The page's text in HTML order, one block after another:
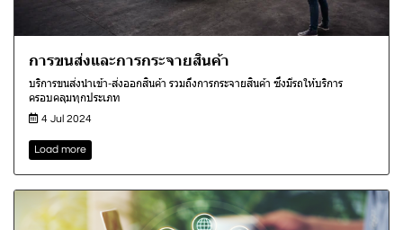
การขนส่งและการกระจายสินค้า
บริการขนส่งนำเข้า-ส่งออกสินค้า รวมถึงการกระจายสินค้า ซึ่งมีรถให้บริการ
ครอบคลุมทุกประเภท
4 Jul 2024
Load more